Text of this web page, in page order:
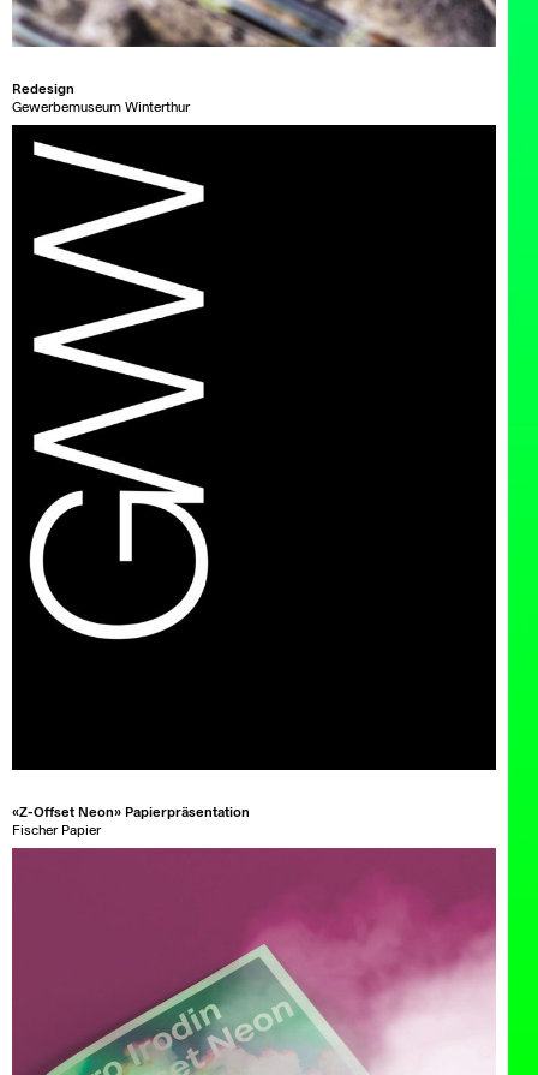
Redesign
Gewerbemuseum Winterthur
«Z-Offset Neon» Papierpräsentation
Fischer Papier